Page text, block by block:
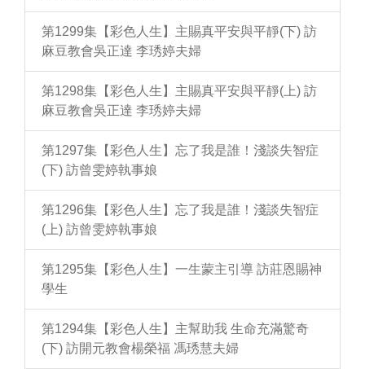
第1299集【彩色人生】主賜真平安與平靜(下) 訪
麻豆教會吳正達 李琇婷夫婦
第1298集【彩色人生】主賜真平安與平靜(上) 訪
麻豆教會吳正達 李琇婷夫婦
第1297集【彩色人生】忘了我是誰！淺談失智症
(下) 訪曾雯婷執事娘
第1296集【彩色人生】忘了我是誰！淺談失智症
(上) 訪曾雯婷執事娘
第1295集【彩色人生】一生蒙主引導 訪莊恩賜神
學生
第1294集【彩色人生】主幫助我 生命充滿驚奇
(下) 訪開元教會楊榮福 馮琇慧夫婦